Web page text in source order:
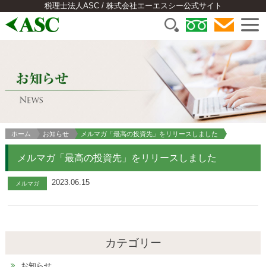
税理士法人ASC / 株式会社エーエスシー公式サイト
ホーム お知らせ メルマガ「最高の投資先」をリリースしました
メルマガ「最高の投資先」をリリースしました
メルマガ 2023.06.15
カテゴリー